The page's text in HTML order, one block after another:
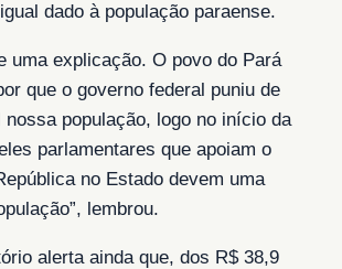
dado à população paraense.
uma explicação. O povo do Pará
que o governo federal puniu de
população, logo no início da
parlamentares que apoiam o
no Estado devem uma
lembrou.
alerta ainda que, dos R$ 38,9